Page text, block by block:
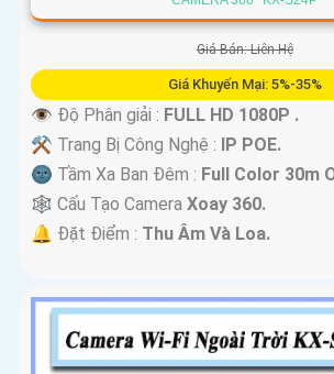
Giá Bán: Liên Hệ
Giá Khuyến Mại: 5%-35%
👁 Độ Phân giải : FULL HD 1080P .
⚒ Trang Bị Công Nghệ : IP POE.
🌚 Tầm Xa Ban Đêm : Full Color 30m
🕸️ Cấu Tạo Camera Xoay 360.
️🔔 Đặt Điểm : Thu Âm Và Loa.